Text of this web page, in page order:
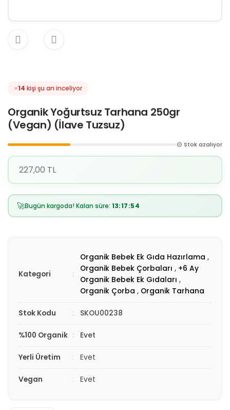
14 kişi şu an inceliyor
Organik Yoğurtsuz Tarhana 250gr
(Vegan) (İlave Tuzsuz)
🟡 Stok azalıyor
227,00 TL
🚀Bugün kargoda! Kalan süre: 13:17:52
Kategori
Organik Bebek Ek Gıda Hazırlama ,
Organik Bebek Çorbaları , +6 Ay
Organik Bebek Ek Gıdaları ,
Organik Çorba , Organik Tarhana
Stok Kodu SKOU00238
%100 Organik Evet
Yerli Üretim Evet
Vegan Evet